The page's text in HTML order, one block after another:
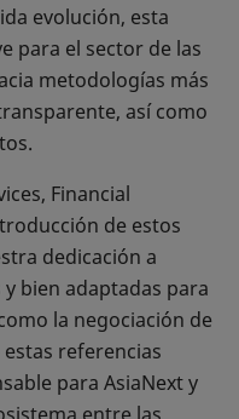
evolución, esta
para el sector de las
metodologías más
así como
Financial
de estos
dedicación a
bien adaptadas para
la negociación de
referencias
para AsiaNext y